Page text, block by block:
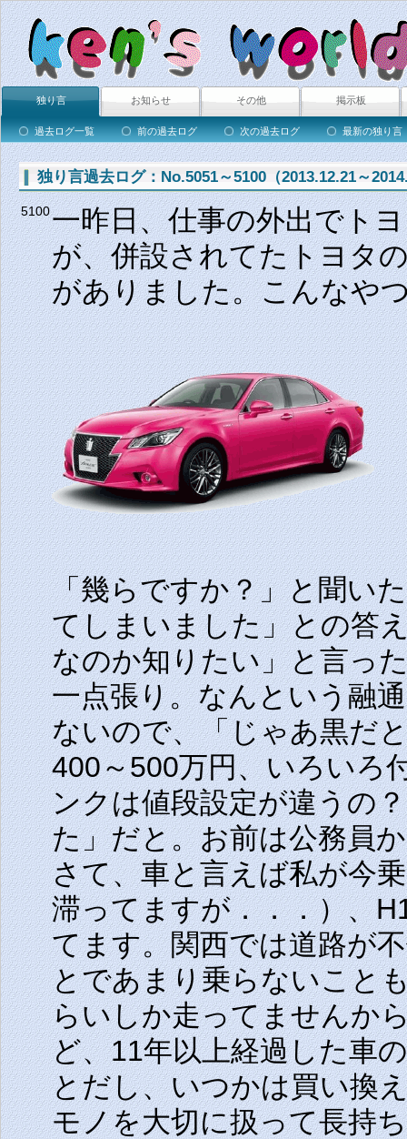
独り言 お知らせ その他 掲示板
過去ログ一覧 前の過去ログ 次の過去ログ 最新の独り言
独り言過去ログ：No.5051～5100（2013.12.21～
5100一昨日、仕事の外出でト
が、併設されてたトヨタ
がありました。こんなや
「幾らですか？」と聞い
てしまいました」との答
なのか知りたい」と言っ
一点張り。なんという融
ないので、「じゃあ黒だ
400～500万円、いろいろ
ンクは値段設定が違うの
た」だと。お前は公務員
さて、車と言えば私が今
滞ってますが．．．）、
てます。関西では道路が
とであまり乗らないこと
らいしか走ってませんか
ど、11年以上経過した車
とだし、いつかは買い換
モノを大切に扱って長持